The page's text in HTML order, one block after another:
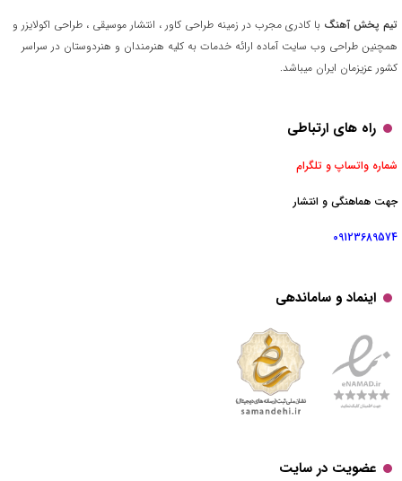
تیم پخش آهنگ با کادری مجرب در زمینه طراحی کاور ، انتشار موسیقی ، طراحی اکولایزر و
همچنین طراحی وب سایت آماده ارائه خدمات به کلیه هنرمندان و هنردوستان در سراسر
کشور عزیزمان ایران میباشد.
راه های ارتباطی
شماره واتساپ و تلگرام
جهت هماهنگی و انتشار
09123689574
اینماد و ساماندهی
عضویت در سایت